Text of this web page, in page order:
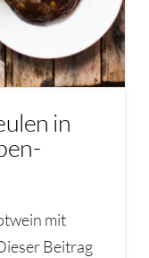
in
mit
Beitrag